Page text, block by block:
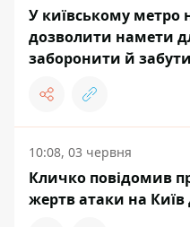
У київському метро
дозволити намети
заборонити й забути
10:08, 03 червня
Кличко повідомив
жертв атаки на